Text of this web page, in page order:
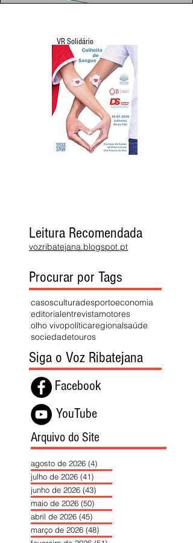
VR Solidário
Leitura Recomendada
vozribatejana.blogspot.pt
Procurar por Tags
casosculturadesportoeconomia
editorialentrevistamotores
olho vivopolíticaregionalsaúde
sociedadetouros
Siga o Voz Ribatejana
Facebook
YouTube
Arquivo do Site
agosto de 2026 (4)
julho de 2026 (41)
junho de 2026 (43)
maio de 2026 (50)
abril de 2026 (45)
março de 2026 (48)